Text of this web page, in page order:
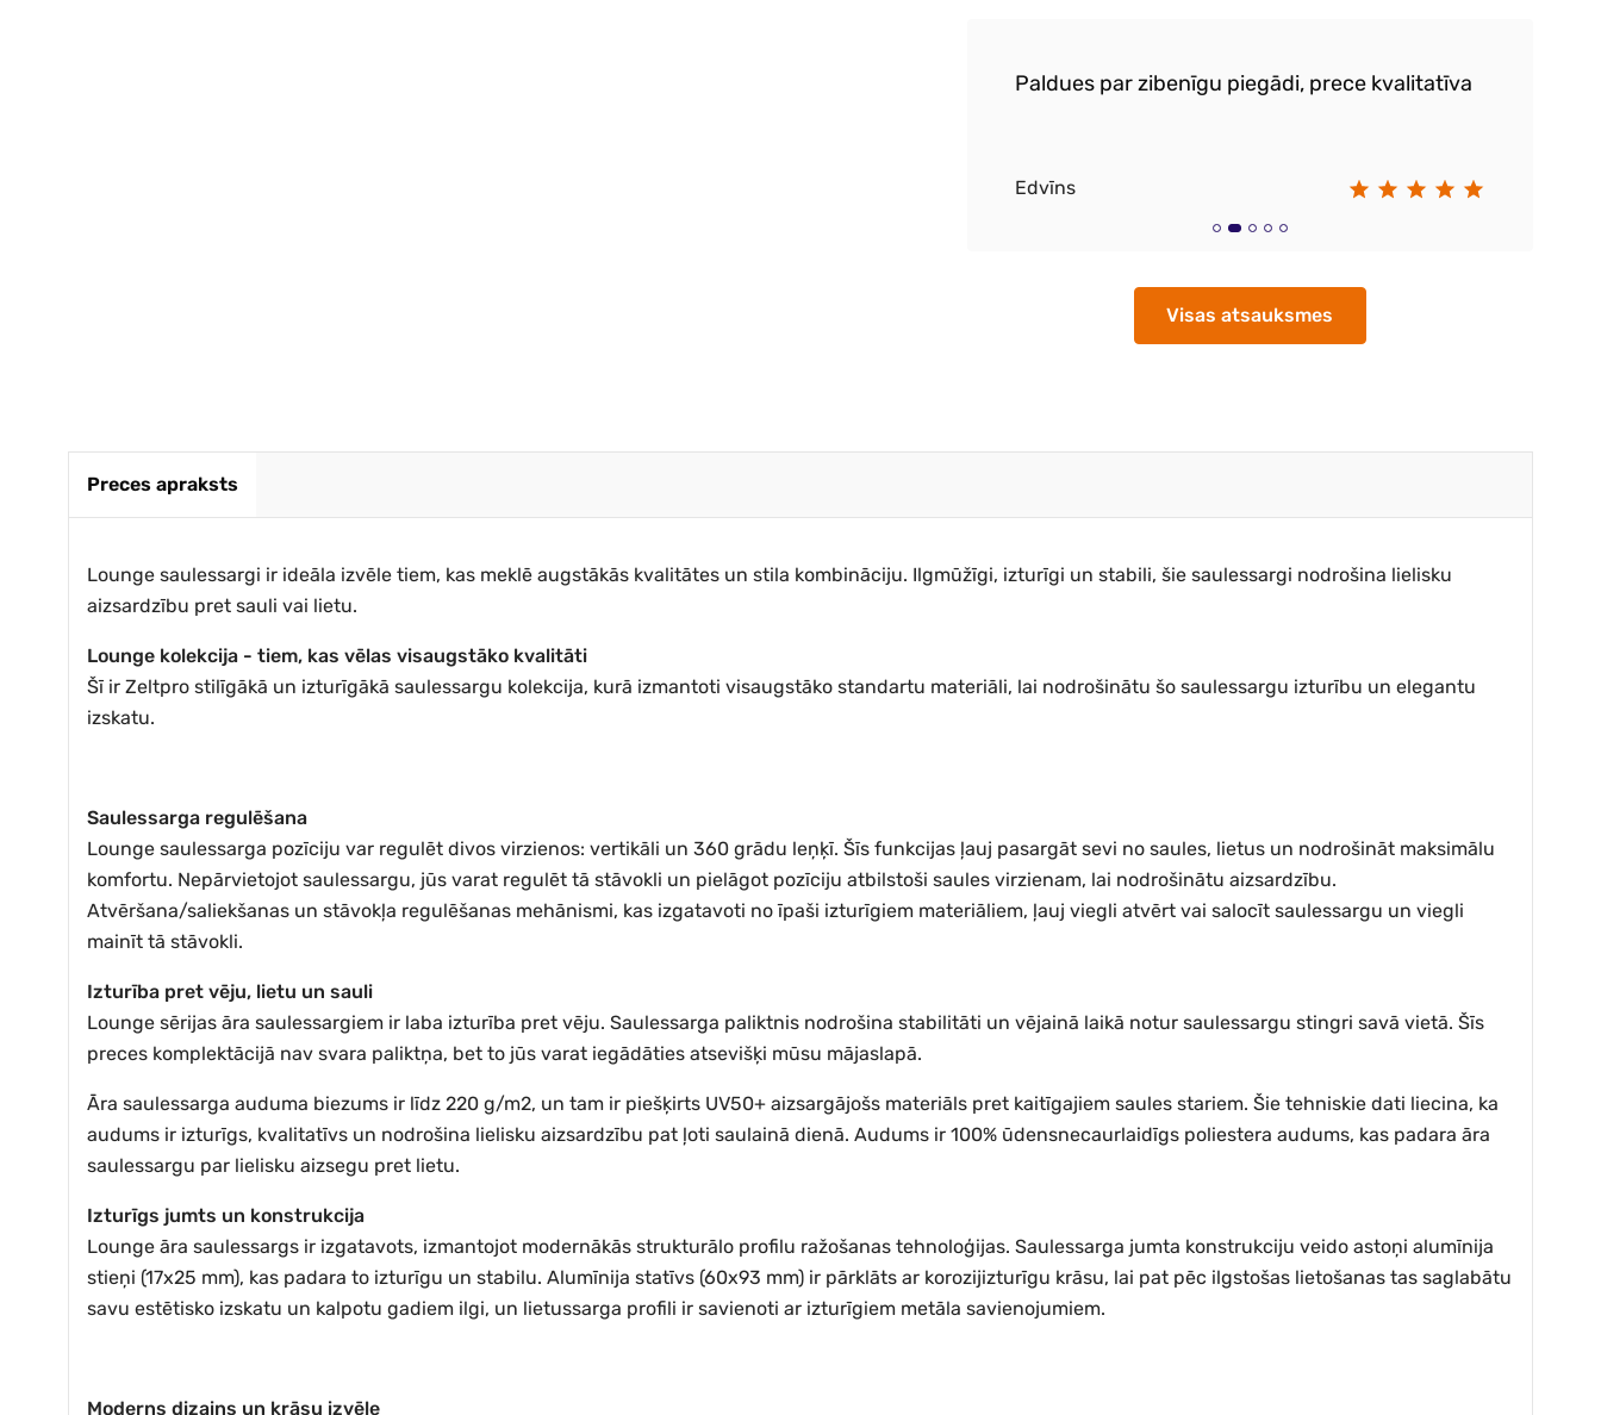
Paldues par zibenīgu piegādi, prece kvalitatīva
Edvīns
Visas atsauksmes
Preces apraksts
Lounge saulessargi ir ideāla izvēle tiem, kas meklē augstākās kvalitātes un stila kombināciju. Ilgmūžīgi, izturīgi un stabili, šie saulessargi nodrošina lielisku
aizsardzību pret sauli vai lietu.
Lounge kolekcija - tiem, kas vēlas visaugstāko kvalitāti
Šī ir Zeltpro stilīgākā un izturīgākā saulessargu kolekcija, kurā izmantoti visaugstāko standartu materiāli, lai nodrošinātu šo saulessargu izturību un elegantu
izskatu.
Saulessarga regulēšana
Lounge saulessarga pozīciju var regulēt divos virzienos: vertikāli un 360 grādu leņķī. Šīs funkcijas ļauj pasargāt sevi no saules, lietus un nodrošināt maksimālu
komfortu. Nepārvietojot saulessargu, jūs varat regulēt tā stāvokli un pielāgot pozīciju atbilstoši saules virzienam, lai nodrošinātu aizsardzību.
Atvēršana/saliekšanas un stāvokļa regulēšanas mehānismi, kas izgatavoti no īpaši izturīgiem materiāliem, ļauj viegli atvērt vai salocīt saulessargu un viegli
mainīt tā stāvokli.
Izturība pret vēju, lietu un sauli
Lounge sērijas āra saulessargiem ir laba izturība pret vēju. Saulessarga paliktnis nodrošina stabilitāti un vējainā laikā notur saulessargu stingri savā vietā. Šīs
preces komplektācijā nav svara paliktņa, bet to jūs varat iegādāties atsevišķi mūsu mājaslapā.
Āra saulessarga auduma biezums ir līdz 220 g/m2, un tam ir piešķirts UV50+ aizsargājošs materiāls pret kaitīgajiem saules stariem. Šie tehniskie dati liecina, ka
audums ir izturīgs, kvalitatīvs un nodrošina lielisku aizsardzību pat ļoti saulainā dienā. Audums ir 100% ūdensnecaurlaidīgs poliestera audums, kas padara āra
saulessargu par lielisku aizsegu pret lietu.
Izturīgs jumts un konstrukcija
Lounge āra saulessargs ir izgatavots, izmantojot modernākās strukturālo profilu ražošanas tehnoloģijas. Saulessarga jumta konstrukciju veido astoņi alumīnija
stieņi (17x25 mm), kas padara to izturīgu un stabilu. Alumīnija statīvs (60x93 mm) ir pārklāts ar korozijizturīgu krāsu, lai pat pēc ilgstošas lietošanas tas saglabātu
savu estētisko izskatu un kalpotu gadiem ilgi, un lietussarga profili ir savienoti ar izturīgiem metāla savienojumiem.
Moderns dizains un krāsu izvēle